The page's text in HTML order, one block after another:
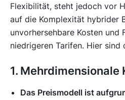
Flexibilität, steht jedoch vor
auf die Komplexität hybrider
unvorhersehbare Kosten und
niedrigeren Tarifen. Hier sind
1. Mehrdimensionale
Das Preismodell ist